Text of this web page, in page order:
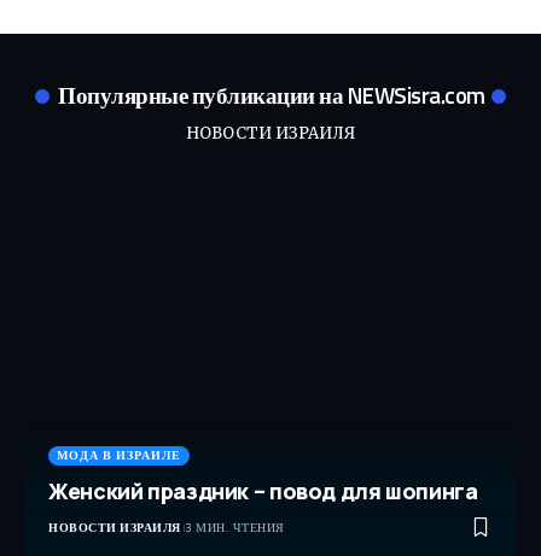
Популярные публикации на NEWSisra.com
НОВОСТИ ИЗРАИЛЯ
МОДА В ИЗРАИЛЕ
Женский праздник – повод для шопинга
НОВОСТИ ИЗРАИЛЯ 3 МИН. ЧТЕНИЯ